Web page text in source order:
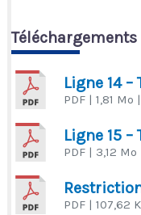
Téléchargements
Ligne 14 –
PDF | 1,81 Mo
Ligne 15 –
PDF | 3,12 Mo
PDF | 107,62